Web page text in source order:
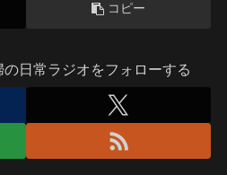
コピー
日常ラジオをフォローする